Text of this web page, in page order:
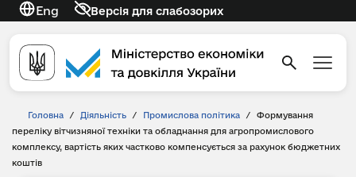
Eng Версія для слабозорих
Головна / Діяльність / Промислова політика /
Формування
переліку вітчизняної техніки та обладнання для агропромислового
комплексу, вартість яких частково компенсується за рахунок бюджетних
коштів